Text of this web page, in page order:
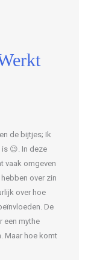
de bijtjes; Ik
😉. In deze
vaak omgeven
over zin
over hoe
De
een mythe
Maar hoe komt